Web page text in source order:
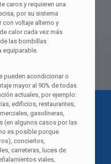
caros y requieren una
por su sistema
con voltaje alterno y
calor cada vez más
las bombillas
equiparable.
pueden acondicionar o
mayor al 90% de todas
actuales, por ejemplo:
edificios, restaurantes,
gasolineras,
(en algunos casos por las
es posible porque
conciertos,
carreteras, luces de
viales,